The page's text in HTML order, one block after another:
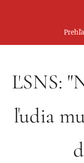
ĽSNS:
ľudia